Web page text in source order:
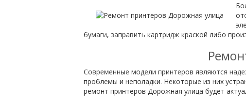
бумаги, заправить картридж краской либо
Современные модели принтеров являются
проблемы и неполадки. Некоторые из них
ремонт принтеров Дорожная улица будет